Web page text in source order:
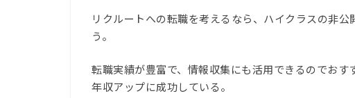
リクルートへの転職を考えるなら、ハイクラスの非
う。
転職実績が豊富で、情報収集にも活用できるのでお
年収アップに成功している。